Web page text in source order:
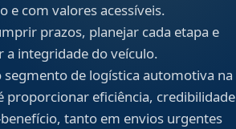
e com valores acessíveis.
prazos, planejar cada etapa e
a integridade do veículo.
segmento de logística automotiva na
proporcionar eficiência, credibilidade
tanto em envios urgentes